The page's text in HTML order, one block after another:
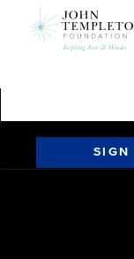
SIGN